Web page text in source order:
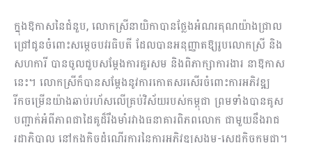
ក្នុងឱកាសនៃជំនួប, លោកស្រីនាយិកាបានថ្លែងអំណរគុណយ៉ាងជ្រាល
ជ្រៅជូនចំពោះសម្ដេចបវរធិបតី ដែលបានអនុញ្ញាតឱ្យរូបលោកស្រី និង
សហការី បានចូលជួបសម្ដែងការគួរសម និងពិភាក្សាការងារ នាឱកាស
នេះ។ លោកស្រីក៏បានសម្ដែងនូវការកោតសរសើរចំពោះការអភិវឌ្ឍ
រីកចម្រើនយ៉ាងឆាប់រហ័សលើគ្រប់វិស័យរបស់កម្ពុជា ព្រមទាំងបានគូស
បញ្ជាក់អំពីភាពជាដៃគូដ៏រឹងមាំរវាងធនាគារពិភពលោក ជាមួយនឹងរាជ
រដ្ឋាភិបាល នៅក្នុងកិច្ចដំណើរការនៃការអភិវឌ្ឍសង្គម-សេដ្ឋកិច្ចកម្ពុជា។